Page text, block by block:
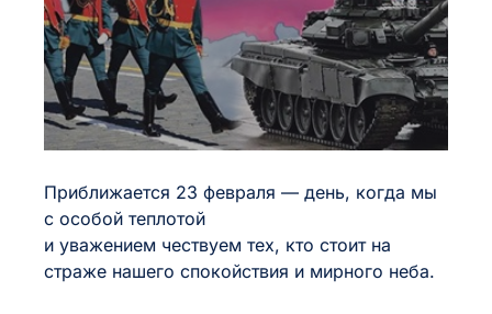
Приближается 23 февраля — день, когда мы
с особой теплотой
и уважением чествуем тех, кто стоит на
страже нашего спокойствия и мирного неба.
интервал
Средний Большой